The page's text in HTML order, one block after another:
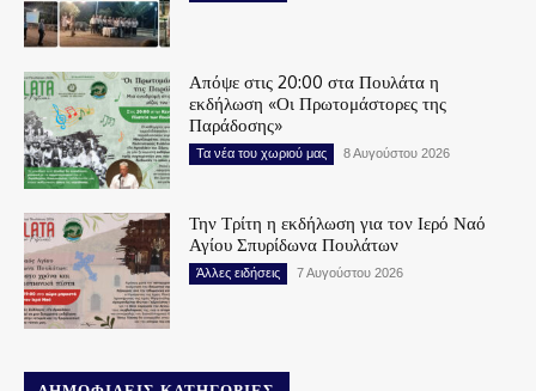
Απόψε στις 20:00 στα Πουλάτα η
εκδήλωση «Οι Πρωτομάστορες της
Παράδοσης»
Τα νέα του χωριού μας 8 Αυγούστου 2026
Την Τρίτη η εκδήλωση για τον Ιερό Ναό
Αγίου Σπυρίδωνα Πουλάτων
Άλλες ειδήσεις 7 Αυγούστου 2026